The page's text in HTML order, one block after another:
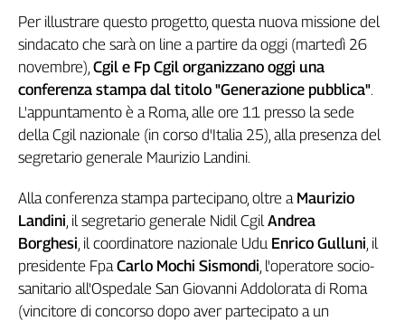
anni
Cgil
Collettiva
Academy
Collettiva
Rubriche
Collettiva
Talk
La
settimana
Collettiva
Girasoli
Per illustrare questo progetto, questa nuova missione del
sindacato che sarà on line a partire da oggi (martedì 26
novembre), Cgil e Fp Cgil organizzano oggi una
conferenza stampa dal titolo "Generazione pubblica".
L'appuntamento è a Roma, alle ore 11 presso la sede
della Cgil nazionale (in corso d'Italia 25), alla presenza del
segretario generale Maurizio Landini.
Alla conferenza stampa partecipano, oltre a Maurizio
Landini, il segretario generale Nidil CgilAndrea
Borghesi, il coordinatore nazionale Udu Enrico Gulluni, il
presidente FpaCarlo Mochi Sismondi, l'operatore socio-
sanitario all'Ospedale San Giovanni Addolorata di Roma
(vincitore di concorso dopo aver partecipato a un